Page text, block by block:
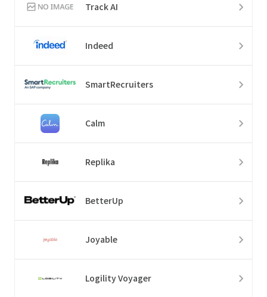
Track AI
Indeed
SmartRecruiters
Calm
Replika
BetterUp
Joyable
Logility Voyager